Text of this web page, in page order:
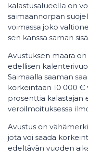
kalastusalueella on
saimaannorpan
voimassa joko
sen kanssa saman
Avustuksen määrä
edellisen
Saimaalla saaman
korkeintaan 10 000 €
prosenttia kalastajan
veroilmoituksessa
Avustus on
jota voi saada
edeltävän vuoden